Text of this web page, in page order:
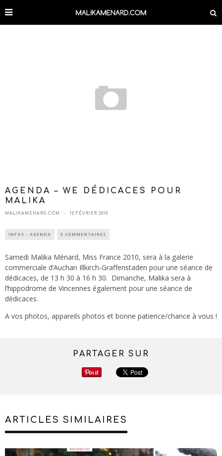
AGENDA – WE DÉDICACES POUR
MALIKA
MALIKAMENARD.COM 12 FÉVRIER 2010
INFOS - AGENDA 3 COMMENTAIRES
Samedi Malika Ménard, Miss France 2010, sera à la galerie
commerciale d’Auchan Illkirch-Graffenstaden pour une séance de
dédicaces, de 13 h 30 à 16 h 30. Dimanche, Malika sera à
l’hippodrome de Vincennes également pour une séance de
dédicaces.
A vos photos, appareils photos et bonne patience/chance à vous !
PARTAGER SUR
ARTICLES SIMILAIRES